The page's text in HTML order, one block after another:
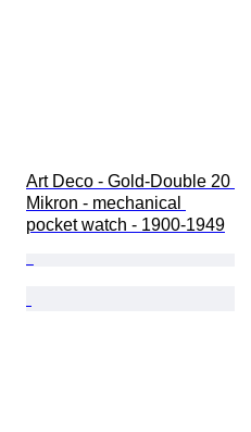
Art Deco - Gold-Double 20
Mikron - mechanical
pocket watch - 1900-1949